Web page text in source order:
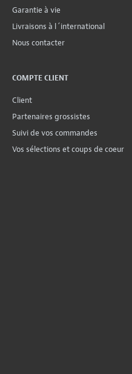
Garantie à vie
Livraisons à l´international
Nous contacter
COMPTE CLIENT
Client
Partenaires grossistes
Suivi de vos commandes
Vos sélections et coups de coeur